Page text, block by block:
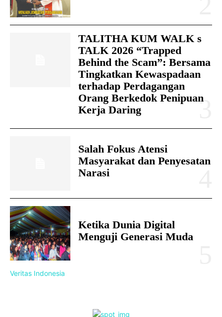
TALITHA KUM WALK s
TALK 2026 “Trapped
Behind the Scam”: Bersama
Tingkatkan Kewaspadaan
terhadap Perdagangan
Orang Berkedok Penipuan
Kerja Daring
Salah Fokus Atensi
Masyarakat dan Penyesatan
Narasi
Ketika Dunia Digital
Menguji Generasi Muda
Veritas Indonesia